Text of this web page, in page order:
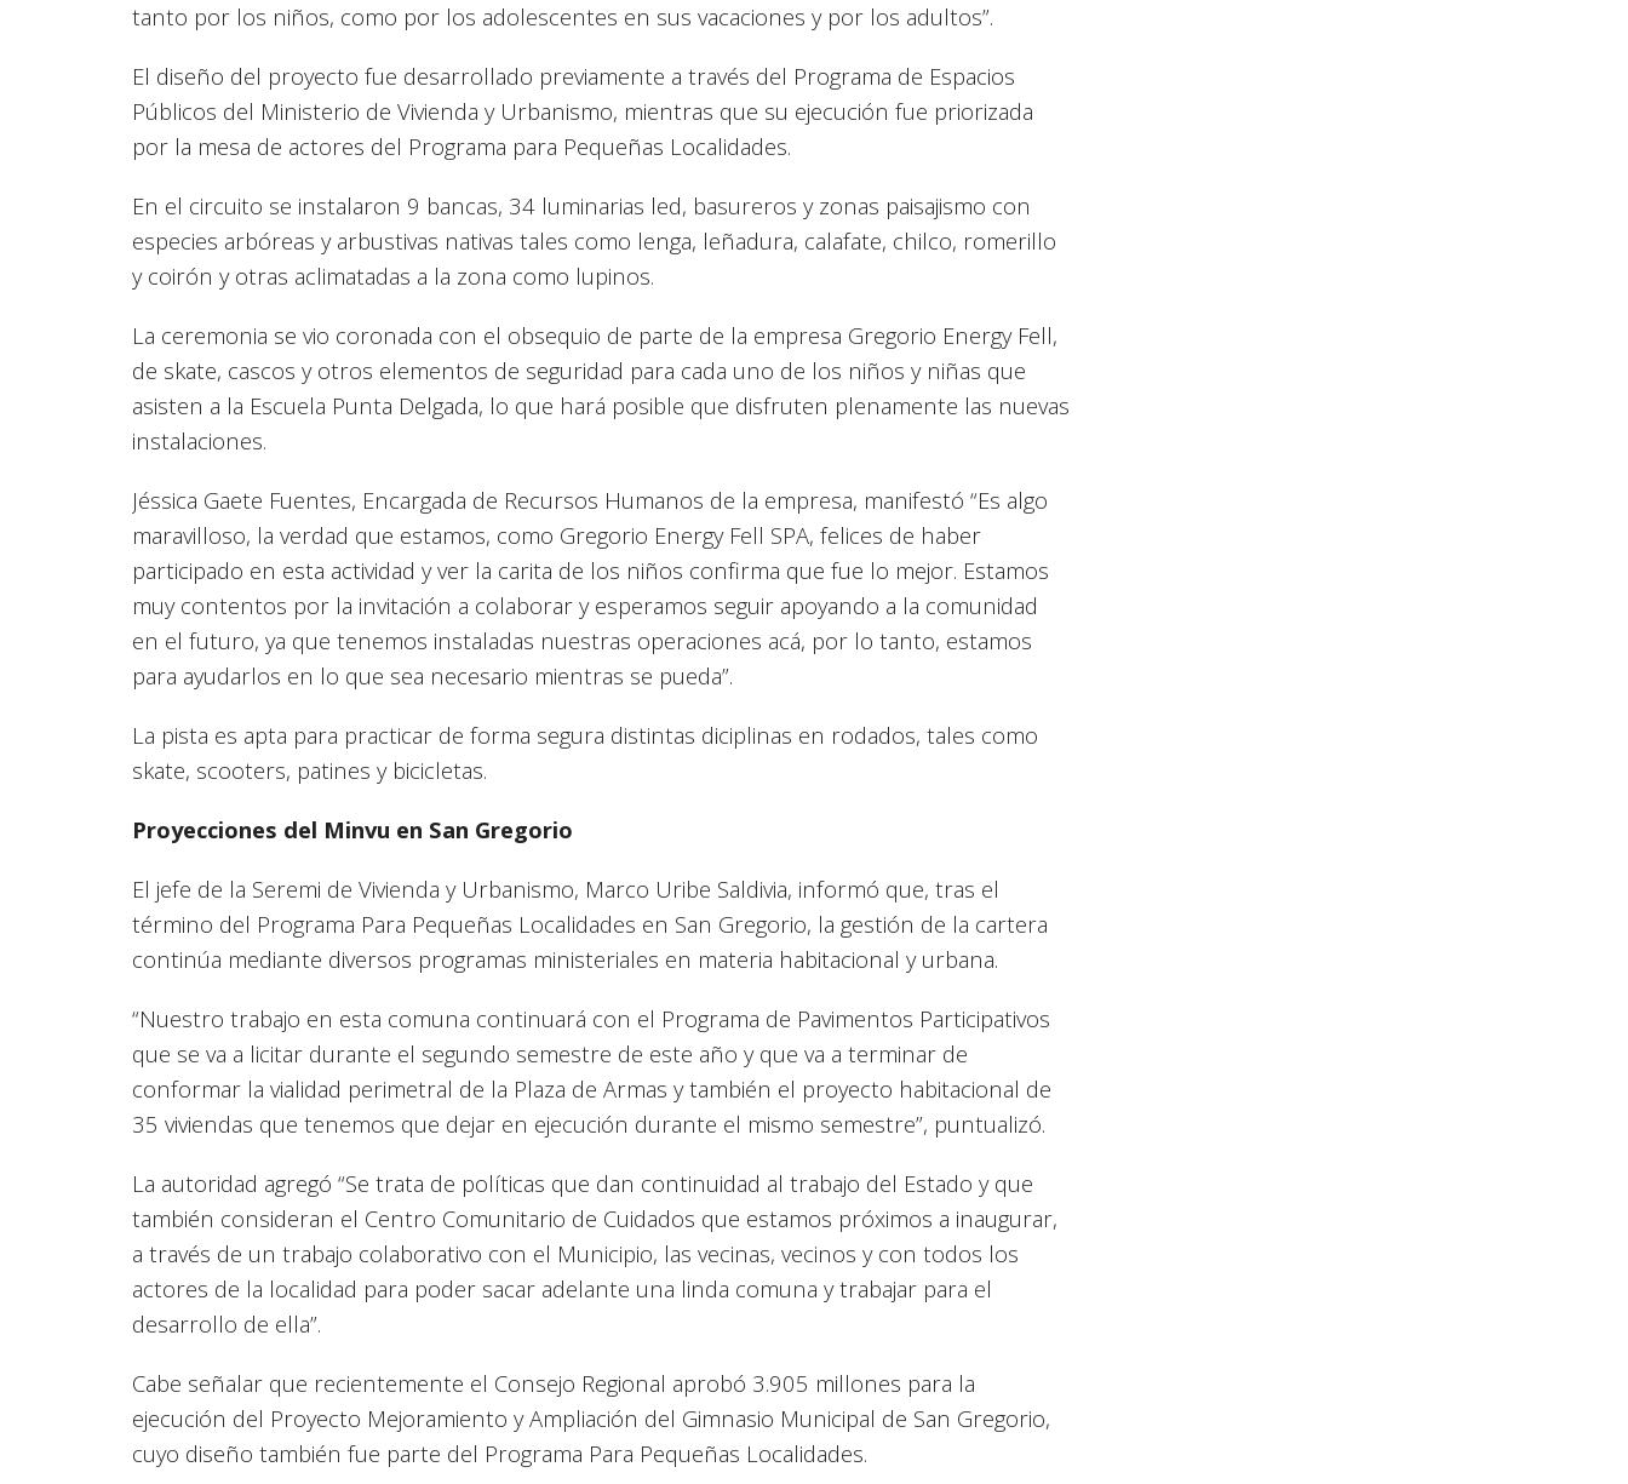
tanto por los niños, como por los adolescentes en sus vacaciones y por los adultos”.
El diseño del proyecto fue desarrollado previamente a través del Programa de Espacios
Públicos del Ministerio de Vivienda y Urbanismo, mientras que su ejecución fue priorizada
por la mesa de actores del Programa para Pequeñas Localidades.
En el circuito se instalaron 9 bancas, 34 luminarias led, basureros y zonas paisajismo con
especies arbóreas y arbustivas nativas tales como lenga, leñadura, calafate, chilco, romerillo
y coirón y otras aclimatadas a la zona como lupinos.
La ceremonia se vio coronada con el obsequio de parte de la empresa Gregorio Energy Fell,
de skate, cascos y otros elementos de seguridad para cada uno de los niños y niñas que
asisten a la Escuela Punta Delgada, lo que hará posible que disfruten plenamente las nuevas
instalaciones.
Jéssica Gaete Fuentes, Encargada de Recursos Humanos de la empresa, manifestó “Es algo
maravilloso, la verdad que estamos, como Gregorio Energy Fell SPA, felices de haber
participado en esta actividad y ver la carita de los niños confirma que fue lo mejor. Estamos
muy contentos por la invitación a colaborar y esperamos seguir apoyando a la comunidad
en el futuro, ya que tenemos instaladas nuestras operaciones acá, por lo tanto, estamos
para ayudarlos en lo que sea necesario mientras se pueda”.
La pista es apta para practicar de forma segura distintas diciplinas en rodados, tales como
skate, scooters, patines y bicicletas.
Proyecciones del Minvu en San Gregorio
El jefe de la Seremi de Vivienda y Urbanismo, Marco Uribe Saldivia, informó que, tras el
término del Programa Para Pequeñas Localidades en San Gregorio, la gestión de la cartera
continúa mediante diversos programas ministeriales en materia habitacional y urbana.
“Nuestro trabajo en esta comuna continuará con el Programa de Pavimentos Participativos
que se va a licitar durante el segundo semestre de este año y que va a terminar de
conformar la vialidad perimetral de la Plaza de Armas y también el proyecto habitacional de
35 viviendas que tenemos que dejar en ejecución durante el mismo semestre”, puntualizó.
La autoridad agregó “Se trata de políticas que dan continuidad al trabajo del Estado y que
también consideran el Centro Comunitario de Cuidados que estamos próximos a inaugurar,
a través de un trabajo colaborativo con el Municipio, las vecinas, vecinos y con todos los
actores de la localidad para poder sacar adelante una linda comuna y trabajar para el
desarrollo de ella”.
Cabe señalar que recientemente el Consejo Regional aprobó 3.905 millones para la
ejecución del Proyecto Mejoramiento y Ampliación del Gimnasio Municipal de San Gregorio,
cuyo diseño también fue parte del Programa Para Pequeñas Localidades.